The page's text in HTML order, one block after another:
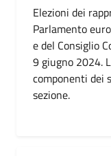
Elezioni dei
Parlamento
e del Consiglio
9 giugno 2024.
componenti dei
sezione.